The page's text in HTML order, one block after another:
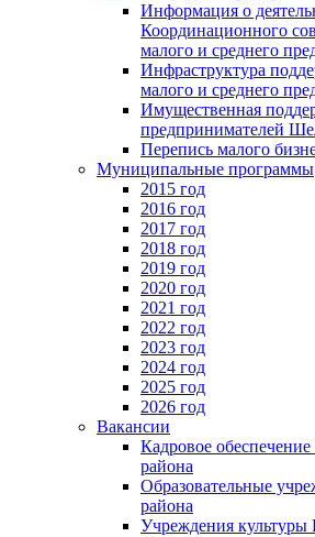
Информация о
Координационного
малого и среднего
Инфраструктура
малого и среднего
Имущественная
предпринимателей
Перепись малого
Муниципальные программы
2015 год
2016 год
2017 год
2018 год
2019 год
2020 год
2021 год
2022 год
2023 год
2024 год
2025 год
2026 год
Вакансии
Кадровое
района
Образовательные
района
Учреждения культуры